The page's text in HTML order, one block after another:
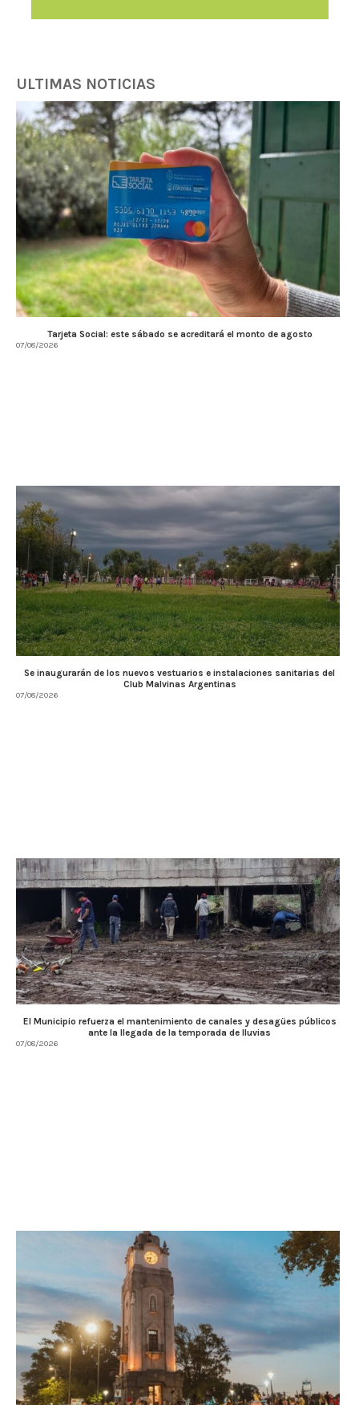
ULTIMAS NOTICIAS
Tarjeta Social: este sábado se acreditará el monto de agosto
07/08/2026
Se inaugurarán de los nuevos vestuarios e instalaciones sanitarias del
Club Malvinas Argentinas
07/08/2026
El Municipio refuerza el mantenimiento de canales y desagües públicos
ante la llegada de la temporada de lluvias
07/08/2026